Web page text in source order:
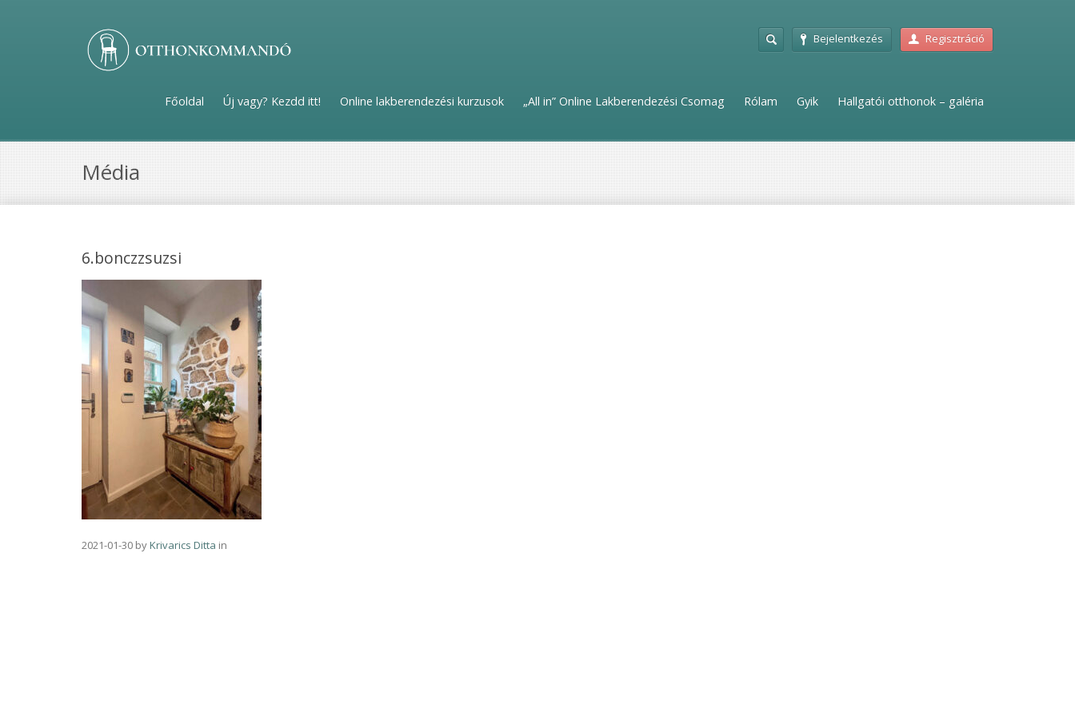
Bejelentkezés Regisztráció
Főoldal Új vagy? Kezdd itt! Online lakberendezési kurzusok „All in” Online Lakberendezési Csomag Rólam Gyik Hallgatói otthonok – galéria
Média
6.bonczzsuzsi
2021-01-30 byKrivarics Ditta in